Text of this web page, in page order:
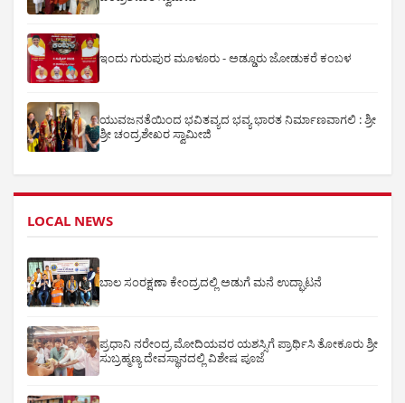
ಇಂದು ಗುರುಪುರ ಮೂಳೂರು - ಅಡ್ಡೂರು ಜೋಡುಕರೆ ಕಂಬಳ
ಯುವಜನತೆಯಿಂದ ಭವಿತವ್ಯದ ಭವ್ಯ ಭಾರತ ನಿರ್ಮಾಣವಾಗಲಿ : ಶ್ರೀ
ಶ್ರೀ ಚಂದ್ರಶೇಖರ ಸ್ವಾಮೀಜಿ
LOCAL NEWS
ಬಾಲ ಸಂರಕ್ಷಣಾ ಕೇಂದ್ರದಲ್ಲಿ ಅಡುಗೆ ಮನೆ ಉದ್ಘಾಟನೆ
ಪ್ರಧಾನಿ ನರೇಂದ್ರ ಮೋದಿಯವರ ಯಶಸ್ಸಿಗೆ ಪ್ರಾರ್ಥಿಸಿ ತೋಕೂರು ಶ್ರೀ
ಸುಬ್ರಹ್ಮಣ್ಯ ದೇವಸ್ಥಾನದಲ್ಲಿ ವಿಶೇಷ ಪೂಜೆ